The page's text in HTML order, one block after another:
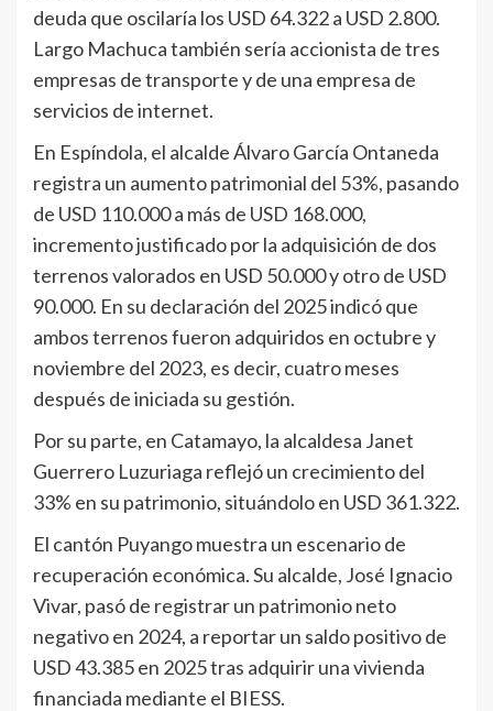
deuda que oscilaría los USD 64.322 a USD 2.800.
Largo Machuca también sería accionista de tres
empresas de transporte y de una empresa de
servicios de internet.
En Espíndola, el alcalde Álvaro García Ontaneda
registra un aumento patrimonial del 53%, pasando
de USD 110.000 a más de USD 168.000,
incremento justificado por la adquisición de dos
terrenos valorados en USD 50.000 y otro de USD
90.000. En su declaración del 2025 indicó que
ambos terrenos fueron adquiridos en octubre y
noviembre del 2023, es decir, cuatro meses
después de iniciada su gestión.
Por su parte, en Catamayo, la alcaldesa Janet
Guerrero Luzuriaga reflejó un crecimiento del
33% en su patrimonio, situándolo en USD 361.322.
El cantón Puyango muestra un escenario de
recuperación económica. Su alcalde, José Ignacio
Vivar, pasó de registrar un patrimonio neto
negativo en 2024, a reportar un saldo positivo de
USD 43.385 en 2025 tras adquirir una vivienda
financiada mediante el BIESS.